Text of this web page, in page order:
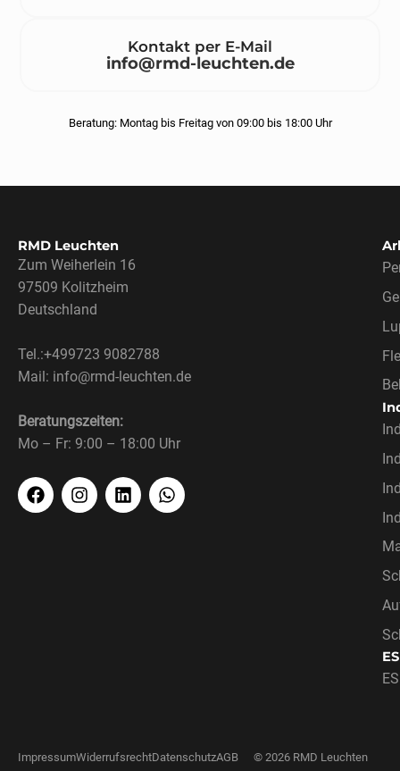
Kontakt per E-Mail
info@rmd-leuchten.de
Beratung: Montag bis Freitag von 09:00 bis 18:00 Uhr
RMD Leuchten
Zum Weiherlein 16
97509 Kolitzheim
Deutschland
Tel.:+499723 9082788
Mail: info@rmd-leuchten.de
Beratungszeiten:
Mo – Fr: 9:00 – 18:00 Uhr
ImpressumWiderrufsrechtDatenschutzAGB © 2026 RMD Leuchten